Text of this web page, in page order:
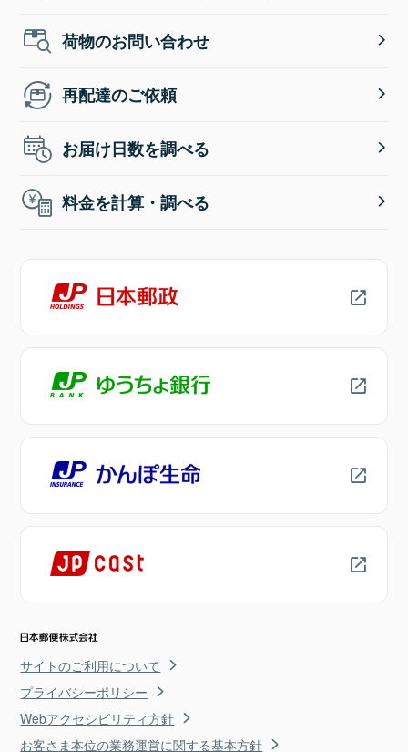
荷物のお問い合わせ
再配達のご依頼
お届け日数を調べる
料金を計算・調べる
サイトのご利用について
プライバシーポリシー
Webアクセシビリティ方針
お客さま本位の業務運営に関する基本方針